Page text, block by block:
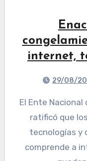
internet,
29/08/
El Ente Nacional de Comunicaciones ( Enacom)
ratificó que
tecnologías y
comprende a